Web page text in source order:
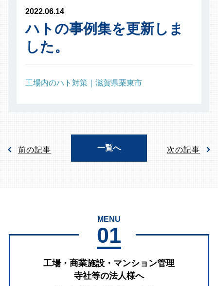
2022.06.14
ハトの事例集を更新しま
した。
工場内のハト対策｜滋賀県栗東市
前の記事 一覧へ 次の記事
MENU
01
工場・商業施設・マンション管理
寺社等の法人様へ